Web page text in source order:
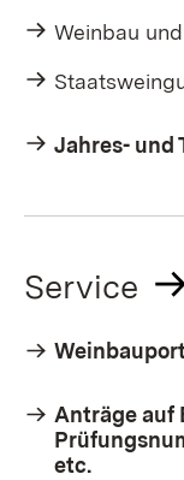
Weinbau
Jahres- und
Service
Anträge auf
etc.